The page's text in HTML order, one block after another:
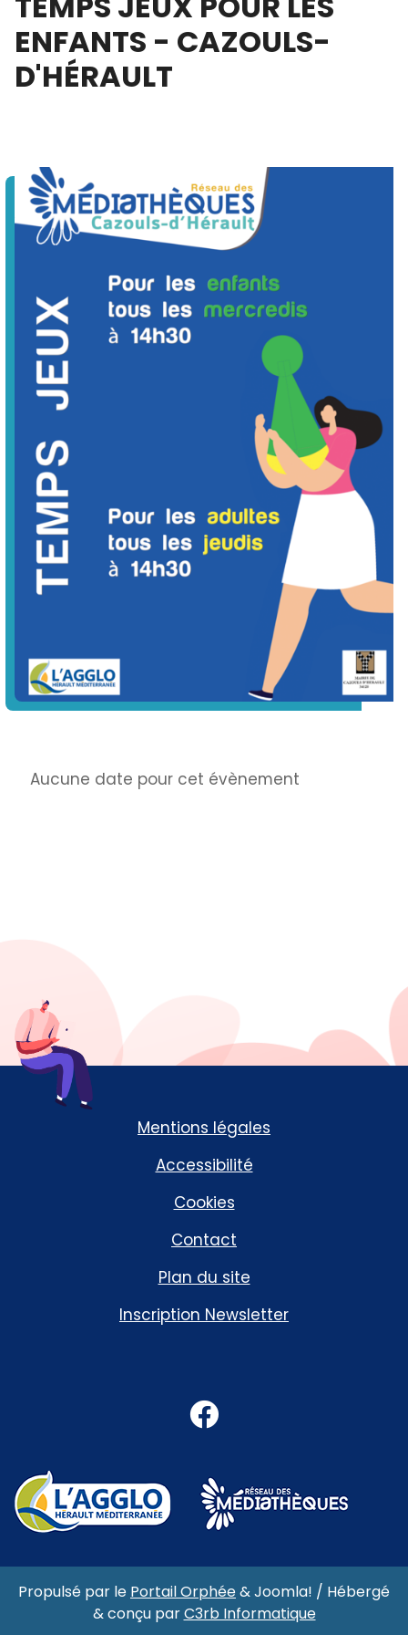
ENFANTS - CAZOULS-
D'HÉRAULT
Info
Aucune date pour cet évènement
Mentions légales
Accessibilité
Cookies
Contact
Plan du site
Inscription Newsletter
Propulsé par le Portail Orphée&Joomla! / Hébergé
& conçu parC3rb Informatique